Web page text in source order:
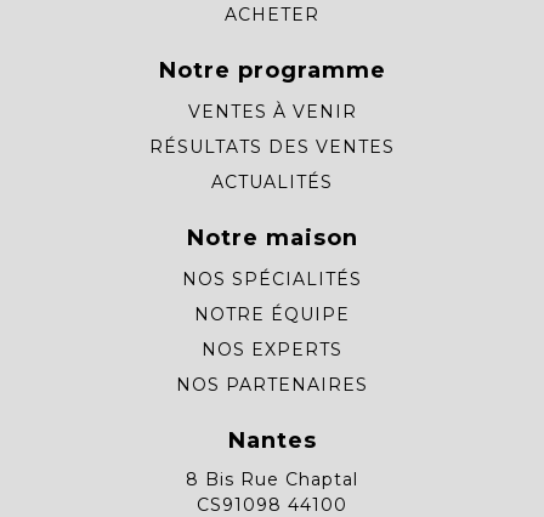
ACHETER
Notre programme
VENTES À VENIR
RÉSULTATS DES VENTES
ACTUALITÉS
Notre maison
NOS SPÉCIALITÉS
NOTRE ÉQUIPE
NOS EXPERTS
NOS PARTENAIRES
Nantes
8 Bis Rue Chaptal
CS91098 44100